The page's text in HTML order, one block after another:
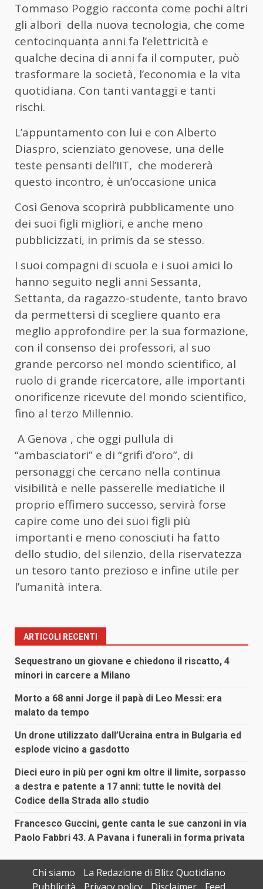
Tommaso Poggio racconta come pochi altri
gli albori della nuova tecnologia, che come
centocinquanta anni fa l’elettricità e
qualche decina di anni fa il computer, può
trasformare la società, l’economia e la vita
quotidiana. Con tanti vantaggi e tanti
rischi.
L’appuntamento con lui e con Alberto
Diaspro, scienziato genovese, una delle
teste pensanti dell’IIT, che modererà
questo incontro, è un’occasione unica
Così Genova scoprirà pubblicamente uno
dei suoi figli migliori, e anche meno
pubblicizzati, in primis da se stesso.
I suoi compagni di scuola e i suoi amici lo
hanno seguito negli anni Sessanta,
Settanta, da ragazzo-studente, tanto bravo
da permettersi di scegliere quanto era
meglio approfondire per la sua formazione,
con il consenso dei professori, al suo
grande percorso nel mondo scientifico, al
ruolo di grande ricercatore, alle importanti
onorificenze ricevute del mondo scientifico,
fino al terzo Millennio.
A Genova , che oggi pullula di
“ambasciatori” e di “grifi d’oro”, di
personaggi che cercano nella continua
visibilità e nelle passerelle mediatiche il
proprio effimero successo, servirà forse
capire come uno dei suoi figli più
importanti e meno conosciuti ha fatto
dello studio, del silenzio, della riservatezza
un tesoro tanto prezioso e infine utile per
l’umanità intera.
ARTICOLI RECENTI
Sequestrano un giovane e chiedono il riscatto, 4
minori in carcere a Milano
Morto a 68 anni Jorge il papà di Leo Messi: era
malato da tempo
Un drone utilizzato dall’Ucraina entra in Bulgaria ed
esplode vicino a gasdotto
Dieci euro in più per ogni km oltre il limite, sorpasso
a destra e patente a 17 anni: tutte le novità del
Codice della Strada allo studio
Francesco Guccini, gente canta le sue canzoni in via
Paolo Fabbri 43. A Pavana i funerali in forma privata
Chi siamo
La Redazione di Blitz Quotidiano